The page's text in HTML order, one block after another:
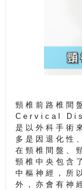
公
立
醫
院
頸椎前路椎間
Cervical
是以外科手術
多是因退化性
在頸椎間盤、
頸椎中央包含
中樞神經，所
外，亦會有神